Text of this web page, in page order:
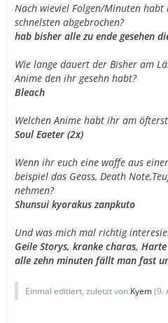
Nach wieviel Folgen/Minuten
schnelsten abgebrochen?
hab bisher alle zu ende gesehen
Wie lange dauert der Bisher am
Anime den ihr gesehn habt?
Bleach
Welchen Anime habt ihr am
Soul Eaeter (2x)
Wenn ihr euch eine waffe aus
beispiel das Geass, Death
nehmen?
Shunsui kyorakus zanpkuto
Und was mich mal richtig
Geile Storys, kranke charas,
alle zehn minuten fällt man fast
Einmal editiert, zuletzt von Kyem(9.